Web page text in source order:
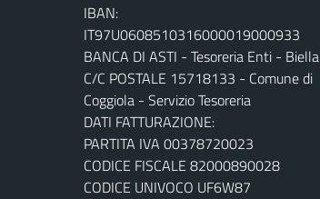
IBAN:
IT97U0608510316000019000933
BANCA DI ASTI - Tesoreria Enti - Biella
C/C POSTALE 15718133 - Comune di
Coggiola - Servizio Tesoreria
DATI FATTURAZIONE:
PARTITA IVA 00378720023
CODICE FISCALE 82000890028
CODICE UNIVOCO UF6W87